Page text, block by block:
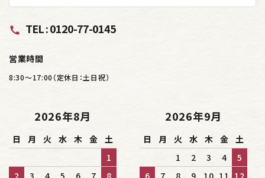
call TEL : 0120-77-0145
営業時間
8:30～17:00（定休日：土日祝）
2026年8月
日 月 火 水 木 金 土
1
2
3 4 5 6 7
8
2026年9月
日 月 火 水 木 金 土
1
2 3 4
5
6
7 8 9 10 11 12